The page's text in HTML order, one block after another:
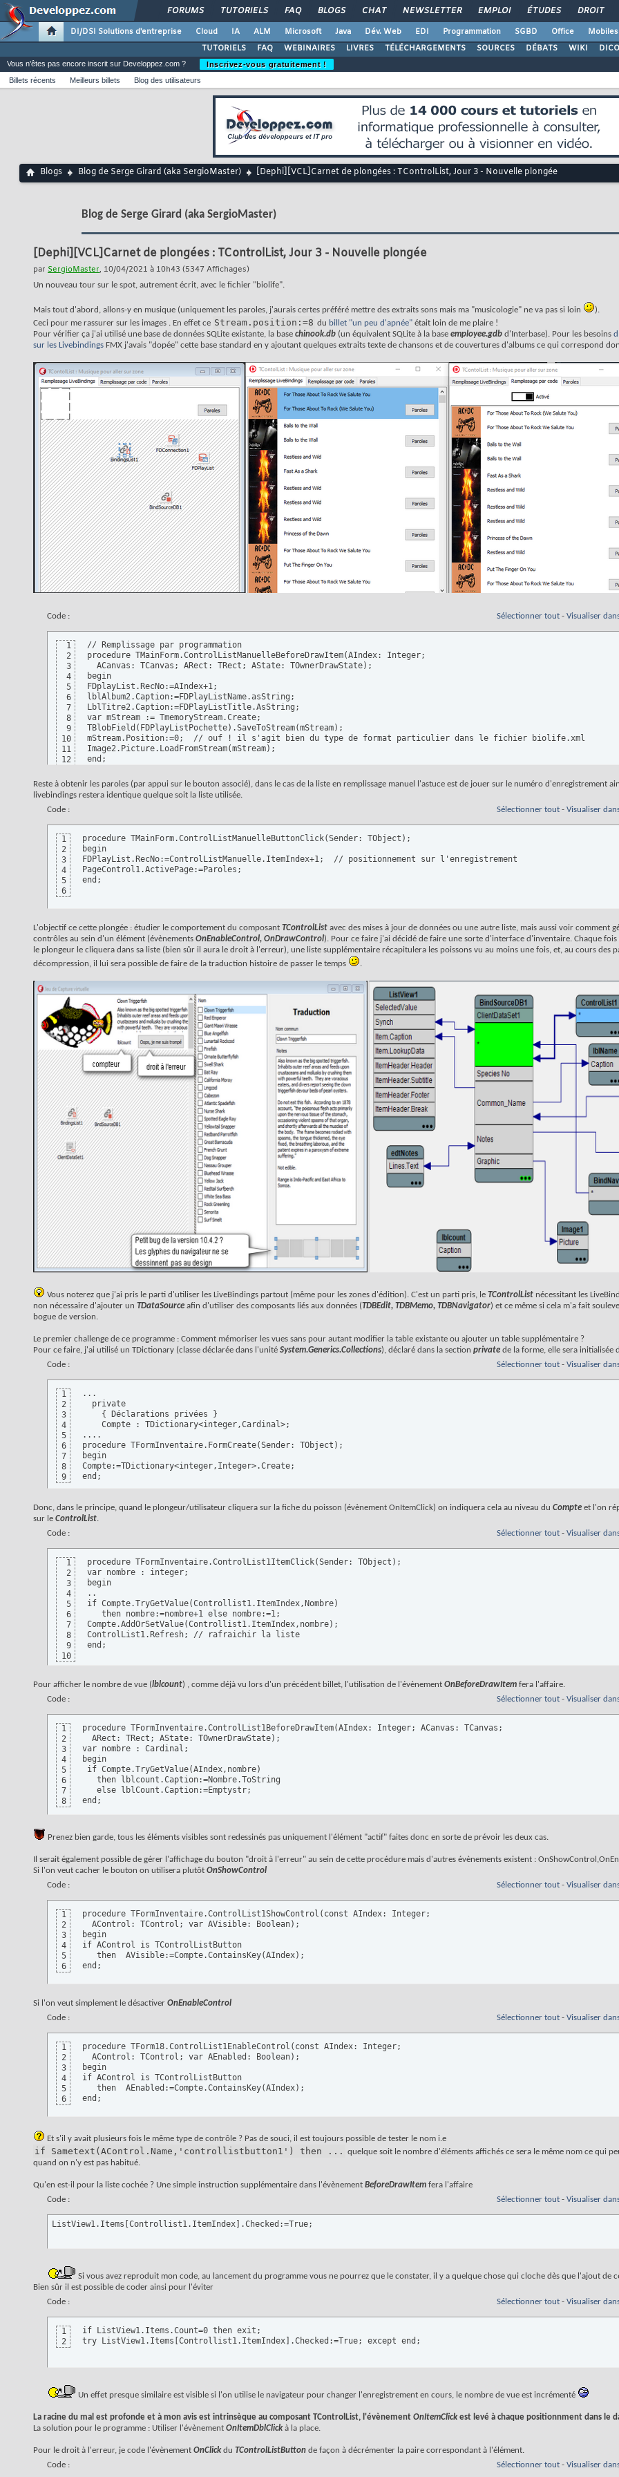
FORUMS TUTORIELS FAQ BLOGS CHAT NEWSLETTER EMPLOI ÉTUDES DROIT
DI/DSI Solutions d'entreprise Cloud IA ALM Microsoft Java Dév. Web EDI Programmation SGBD Office Mobiles
TUTORIELS
FAQ WEBINAIRES LIVRES TÉLÉCHARGEMENTS SOURCES DÉBATS WIKI DICO
Vous n'êtes pas encore inscrit sur Developpez.com ?
Inscrivez-vous gratuitement !
Billets récents
Meilleurs billets Blog des utilisateurs
Blogs Blog de Serge Girard (aka SergioMaster) [Dephi][VCL]Carnet de plongées : TControlList, Jour 3 - Nouvelle plongée
Blog de Serge Girard (aka SergioMaster)
[Dephi][VCL]Carnet de plongées : TControlList, Jour 3 - Nouvelle plongée
par SergioMaster, 10/04/2021 à 10h43 (5347 Affichages)
Un nouveau tour sur le spot, autrement écrit, avec le fichier "biolife".
Mais tout d'abord, allons-y en musique (uniquement les paroles, j'aurais certes préféré mettre des extraits sons mais ma "musicologie" ne va pas si loin
).
Ceci pour me rassurer sur les images . En effet ce Stream.position:=8 du billet "un peu d'apnée" était loin de me plaire !
Pour vérifier ça j'ai utilisé une base de données SQLite existante, la base chinook.db (un équivalent SQLite à la base employee.gdb d'Interbase). Pour les besoins
sur les Livebindings FMX j'avais "dopée" cette base standard en y ajoutant quelques extraits texte de chansons et de couvertures d'albums ce qui correspond
Code : Sélectionner tout - Visualiser
1
2
3
4
5
6
7
8
9
10
11
12
// Remplissage par programmation
procedure TMainForm.ControlListManuelleBeforeDrawItem(AIndex: Integer;
  ACanvas: TCanvas; ARect: TRect; AState: TOwnerDrawState);
begin
FDplayList.RecNo:=AIndex+1;
lblAlbum2.Caption:=FDPlayListName.asString;
LblTitre2.Caption:=FDPlayListTitle.AsString;
var mStream := TmemoryStream.Create;
TBlobField(FDPlayListPochette).SaveToStream(mStream);
mStream.Position:=0;  // ouf ! il s'agit bien du type de format particulier dans le fichier biolife.xml
Image2.Picture.LoadFromStream(mStream);
end;
Reste à obtenir les paroles (par appui sur le bouton associé), dans le cas de la liste en remplissage manuel l'astuce est de jouer sur le numéro d'enregistrement
livebindings restera identique quelque soit la liste utilisée.
Code :
Sélectionner tout - Visualiser
1
2
3
4
5
6
procedure TMainForm.ControlListManuelleButtonClick(Sender: TObject);
begin
FDPlayList.RecNo:=ControlListManuelle.ItemIndex+1;  // positionnement sur l'enregistrement
PageControl1.ActivePage:=Paroles;
end;
L'objectif ce cette plongée : étudier le comportement du composant TControlList avec des mises à jour de données ou une autre liste, mais aussi voir comment
contrôles au sein d'un élément (évènements OnEnableControl, OnDrawControl). Pour ce faire j'ai décidé de faire une sorte d'interface d'inventaire. Chaque
le plongeur le cliquera dans sa liste (bien sûr il aura le droit à l'erreur), une liste supplémentaire récapitulera les poissons vu au moins une fois, et, au cours des
décompression, il lui sera possible de faire de la traduction histoire de passer le temps
.
Vous noterez que j'ai pris le parti d'utiliser les LiveBindings partout (même pour les zones d'édition). C'est un parti pris, le TControlList nécessitant les
non nécessaire d'ajouter un TDataSource afin d'utiliser des composants liés aux données (TDBEdit, TDBMemo, TDBNavigator) et ce même si cela m'a fait
bogue de version.
Le premier challenge de ce programme : Comment mémoriser les vues sans pour autant modifier la table existante ou ajouter un table supplémentaire ?
Pour ce faire, j'ai utilisé un TDictionary (classe déclarée dans l'unité System.Generics.Collections), déclaré dans la section private de la forme, elle sera initialisée
Code :
Sélectionner tout - Visualiser
1
2
3
4
5
6
7
8
9
...
  private
    { Déclarations privées }
    Compte : TDictionary<integer,Cardinal>;
....
procedure TFormInventaire.FormCreate(Sender: TObject);
begin
Compte:=TDictionary<integer,Integer>.Create;
end;
Donc, dans le principe, quand le plongeur/utilisateur cliquera sur la fiche du poisson (évènement OnItemClick) on indiquera cela au niveau du Compte et l'on
sur le ControlList.
Code :
Sélectionner tout - Visualiser
1
2
3
4
5
6
7
8
9
10
procedure TFormInventaire.ControlList1ItemClick(Sender: TObject);
var nombre : integer;
begin
..
if Compte.TryGetValue(Controllist1.ItemIndex,Nombre)
   then nombre:=nombre+1 else nombre:=1;
Compte.AddOrSetValue(Controllist1.ItemIndex,nombre);
ControlList1.Refresh; // rafraichir la liste
end;
Pour afficher le nombre de vue (lblcount) , comme déjà vu lors d'un précédent billet, l'utilisation de l'évènement OnBeforeDrawItem fera l'affaire.
Code :
Sélectionner tout - Visualiser
1
2
3
4
5
6
7
8
procedure TFormInventaire.ControlList1BeforeDrawItem(AIndex: Integer; ACanvas: TCanvas;
  ARect: TRect; AState: TOwnerDrawState);
var nombre : Cardinal;
begin
if Compte.TryGetValue(AIndex,nombre)
   then lblcount.Caption:=Nombre.ToString
   else lblCount.Caption:=Emptystr;
end;
Prenez bien garde, tous les éléments visibles sont redessinés pas uniquement l'élément "actif" faites donc en sorte de prévoir les deux cas.
Il serait également possible de gérer l'affichage du bouton "droit à l'erreur" au sein de cette procédure mais d'autres évènements existent :
Si l'on veut cacher le bouton on utilisera plutôt OnShowControl
Code :
Sélectionner tout - Visualiser
1
2
3
4
5
6
procedure TFormInventaire.ControlList1ShowControl(const AIndex: Integer;
  AControl: TControl; var AVisible: Boolean);
begin
if AControl is TControlListButton
   then  AVisible:=Compte.ContainsKey(AIndex);
end;
Si l'on veut simplement le désactiver OnEnableControl
Code :
Sélectionner tout - Visualiser
1
2
3
4
5
6
procedure TForm18.ControlList1EnableControl(const AIndex: Integer;
  AControl: TControl; var AEnabled: Boolean);
begin
if AControl is TControlListButton
   then  AEnabled:=Compte.ContainsKey(AIndex);
end;
Et s'il y avait plusieurs fois le même type de contrôle ? Pas de souci, il est toujours possible de tester le nom i.e
if Sametext(AControl.Name,'controllistbutton1') then ...
quelque soit le nombre d'éléments affichés ce sera le même nom ce qui
quand on n'y est pas habitué.
Qu'en est-il pour la liste cochée ? Une simple instruction supplémentaire dans l'évènement BeforeDrawItem fera l'affaire
Code :
Sélectionner tout - Visualiser
ListView1.Items[Controllist1.ItemIndex].Checked:=True;
Si vous avez reproduit mon code, au lancement du programme vous ne pourrez que le constater, il y a quelque chose qui cloche dès que l'ajout de
Bien sûr il est possible de coder ainsi pour l'éviter
Code :
Sélectionner tout - Visualiser
1
2
if ListView1.Items.Count=0 then exit;
try ListView1.Items[Controllist1.ItemIndex].Checked:=True; except end;
Un effet presque similaire est visible si l'on utilise le navigateur pour changer l'enregistrement en cours, le nombre de vue est incrémenté
La racine du mal est profonde et à mon avis est intrinsèque au composant TControlList, l'évènement OnItemClickest levé à chaque positionnment dans le
La solution pour le programme : Utiliser l'évènement OnItemDblClickà la place.
Pour le droit à l'erreur, je code l'évènement OnClickdu TControlListButton de façon à décrémenter la paire correspondant à l'élément.
Code :
Sélectionner tout - Visualiser